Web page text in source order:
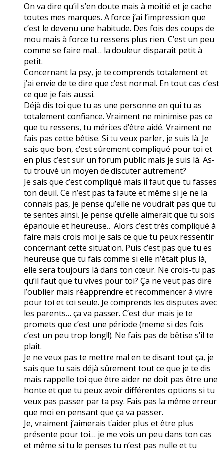
On va dire qu’il s’en doute mais à moitié et je cache
toutes mes marques. A force j’ai l’impression que
c’est le devenu une habitude. Des fois des coups de
mou mais à force tu ressens plus rien. C’est un peu
comme se faire mal… la douleur disparaît petit à
petit.
Concernant la psy, je te comprends totalement et
j’ai envie de te dire que c’est normal. En tout cas c’est
ce que je fais aussi.
Déjà dis toi que tu as une personne en qui tu as
totalement confiance. Vraiment ne minimise pas ce
que tu ressens, tu mérites d’être aidé. Vraiment ne
fais pas cette bêtise. Si tu veux parler, je suis là. Je
sais que bon, c’est sûrement compliqué pour toi et
en plus c’est sur un forum public mais je suis là. As-
tu trouvé un moyen de discuter autrement?
Je sais que c’est compliqué mais il faut que tu fasses
ton deuil. Ce n’est pas ta faute et même si je ne la
connais pas, je pense qu’elle ne voudrait pas que tu
te sentes ainsi. Je pense qu’elle aimerait que tu sois
épanouie et heureuse… Alors c’est très compliqué à
faire mais crois moi je sais ce que tu peux ressentir
concernant cette situation. Puis c’est pas que tu es
heureuse que tu fais comme si elle n’était plus là,
elle sera toujours là dans ton cœur. Ne crois-tu pas
qu’il faut que tu vives pour toi? Ça ne veut pas dire
l’oublier mais réapprendre et recommencer à vivre
pour toi et toi seule. Je comprends les disputes avec
les parents… ça va passer. C’est dur mais je te
promets que c’est une période (meme si des fois
c’est un peu trop long!!). Ne fais pas de bêtise s’il te
plaît.
Je ne veux pas te mettre mal en te disant tout ça, je
sais que tu sais déjà sûrement tout ce que je te dis
mais rappelle toi que être aider ne doit pas être une
honte et que tu peux avoir différentes options si tu
veux pas passer par ta psy. Fais pas la même erreur
que moi en pensant que ça va passer.
Je, vraiment j’aimerais t’aider plus et être plus
présente pour toi… je me vois un peu dans ton cas
et même si tu le penses tu n’est pas nulle et tu